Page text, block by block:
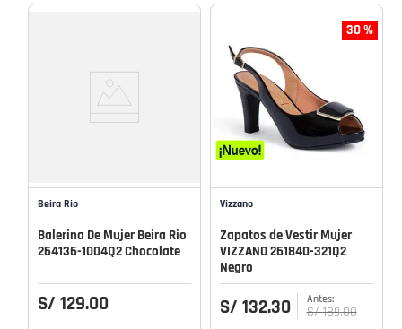
Beira Rio
Balerina De Mujer Beira Rio
264136-1004Q2 Chocolate
S/ 129.00
30 %
Vizzano
Zapatos de Vestir Mujer
VIZZANO 261840-321Q2
Negro
S/ 132.30 S/ 189.00